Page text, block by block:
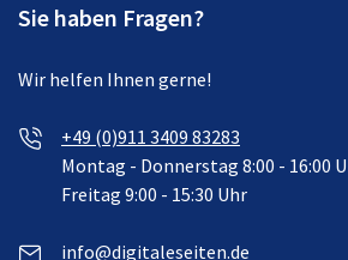
Sie haben Fragen?
Wir helfen Ihnen gerne!
+49 (0)911 3409 83283
Montag - Donnerstag 8:00 - 16:00
Freitag 9:00 - 15:30 Uhr
info@digitaleseiten.de